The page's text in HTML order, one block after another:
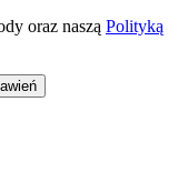
oraz naszą Polityką